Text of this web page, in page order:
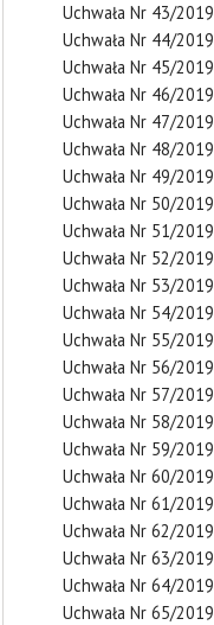
Uchwała Nr 43/2019
Uchwała Nr 44/2019
Uchwała Nr 45/2019
Uchwała Nr 46/2019
Uchwała Nr 47/2019
Uchwała Nr 48/2019
Uchwała Nr 49/2019
Uchwała Nr 50/2019
Uchwała Nr 51/2019
Uchwała Nr 52/2019
Uchwała Nr 53/2019
Uchwała Nr 54/2019
Uchwała Nr 55/2019
Uchwała Nr 56/2019
Uchwała Nr 57/2019
Uchwała Nr 58/2019
Uchwała Nr 59/2019
Uchwała Nr 60/2019
Uchwała Nr 61/2019
Uchwała Nr 62/2019
Uchwała Nr 63/2019
Uchwała Nr 64/2019
Uchwała Nr 65/2019